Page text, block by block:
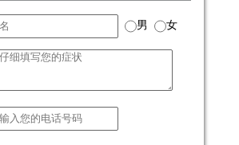
男 女